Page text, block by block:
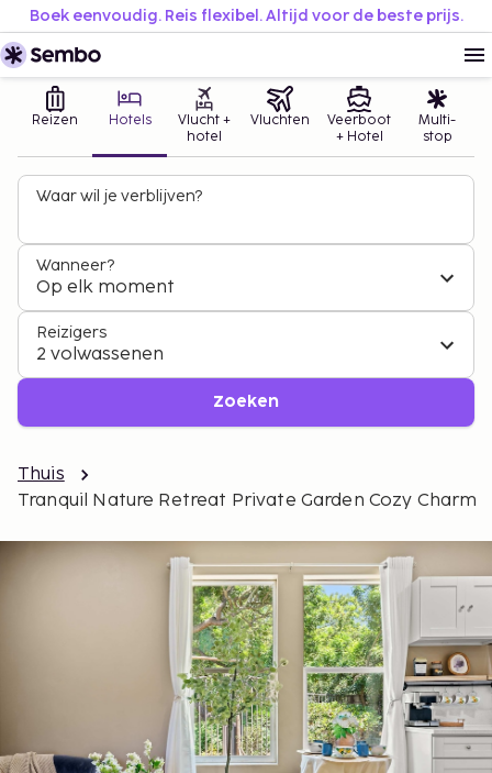
Boek eenvoudig. Reis flexibel. Altijd voor de beste prijs.
Reizen Hotels
Vlucht +
hotel
Vluchten
Veerboot
+ Hotel
Multi-
stop
Waar wil je verblijven?
Wanneer?
Op elk moment
Reizigers
2 volwassenen
Zoeken
Thuis
Tranquil Nature Retreat Private Garden Cozy Charm